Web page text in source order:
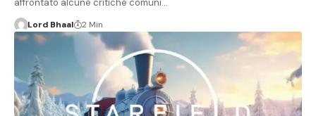
affrontato alcune critiche comuni…
Lord Bhaal 2 Min